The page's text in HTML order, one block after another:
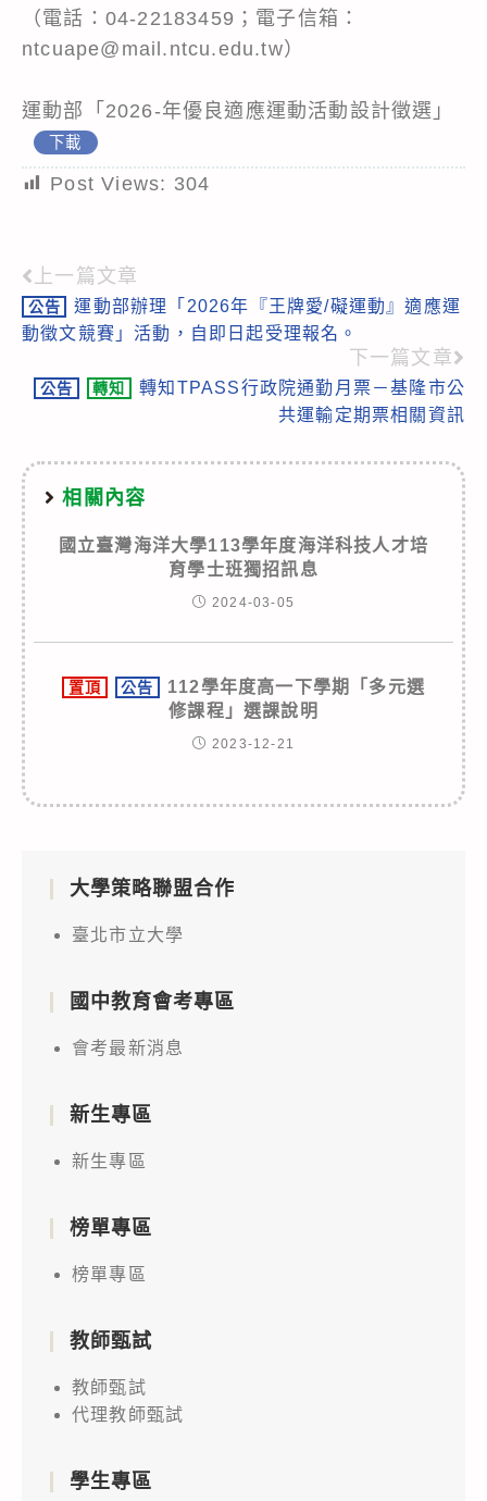
（電話：04-22183459；電子信箱：
ntcuape@mail.ntcu.edu.tw）
運動部「2026-年優良適應運動活動設計徵選」
下載
Post Views: 304
Read
more
上一篇文章
公告
運動部辦理「2026年『王牌愛/礙運動』適應運
動徵文競賽」活動，自即日起受理報名。
下一篇文章
公告 轉知
轉知TPASS行政院通勤月票－基隆市公
共運輸定期票相關資訊
相關內容
國立臺灣海洋大學113學年度海洋科技人才培
育學士班獨招訊息
2024-03-05
置頂 公告
112學年度高一下學期「多元選
修課程」選課說明
2023-12-21
大學策略聯盟合作
臺北市立大學
國中教育會考專區
會考最新消息
新生專區
新生專區
榜單專區
榜單專區
教師甄試
教師甄試
代理教師甄試
學生專區